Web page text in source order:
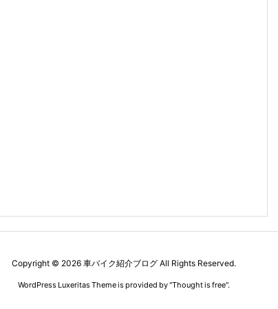
Copyright © 2026 車バイク紹介ブログ All Rights Reserved.
WordPress Luxeritas Theme is provided by "Thought is free".